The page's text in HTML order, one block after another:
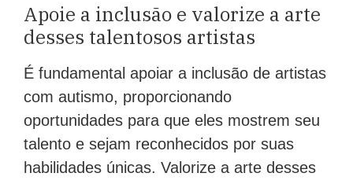
Apoie a inclusão e valorize a arte
desses talentosos artistas
É fundamental apoiar a inclusão de artistas
com autismo, proporcionando
oportunidades para que eles mostrem seu
talento e sejam reconhecidos por suas
habilidades únicas. Valorize a arte desses